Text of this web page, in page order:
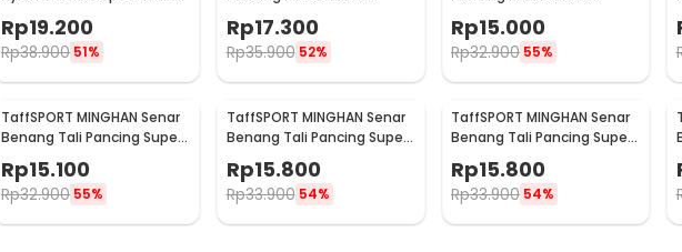
Rp19.200
Rp38.900 51%
Strand Fishing Line 100M 0.2
- FM10
Rp17.300
Rp35.900 52%
- FM10
Rp15.000
Rp32.900 55%
TaffSPORT MINGHAN Senar
Benang Tali Pancing Super
X4
Rp15.100
Rp32.900 55%
TaffSPORT MINGHAN Senar
Benang Tali Pancing Super
PE Braided Line 100M 0.8 -
X4
Rp15.800
Rp33.900 54%
TaffSPORT MINGHAN Senar
Benang Tali Pancing Super
PE Braided Line 100M 1.0 -
X4
Rp15.800
Rp33.900 54%